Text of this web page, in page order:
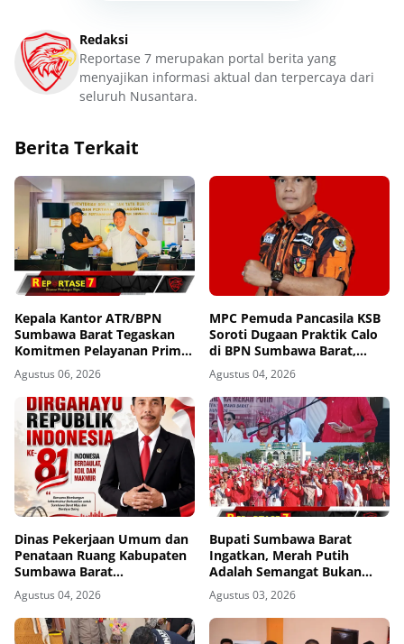
Redaksi
Reportase 7 merupakan portal berita yang
menyajikan informasi aktual dan terpercaya dari
seluruh Nusantara.
Berita Terkait
Kepala Kantor ATR/BPN
Sumbawa Barat Tegaskan
Komitmen Pelayanan Prima
dan Buka Pintu Pengaduan
Masyarakat
Agustus 06, 2026
MPC Pemuda Pancasila KSB
Soroti Dugaan Praktik Calo
di BPN Sumbawa Barat,
Desak Evaluasi Total dan
Turun Tangan Aparat
Penegak Hukum
Agustus 04, 2026
Dinas Pekerjaan Umum dan
Penataan Ruang Kabupaten
Sumbawa Barat
Mengucapkan Dirgahayu
Republik Indonesia ke-81
Agustus 04, 2026
Bupati Sumbawa Barat
Ingatkan, Merah Putih
Adalah Semangat Bukan
Sekadar Dekorasi
Agustus 03, 2026